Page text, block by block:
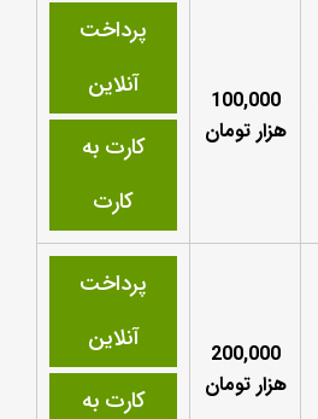
100,000
هزار تومان
پرداخت
آنلاین
کارت به
کارت
200,000
هزار تومان
پرداخت
آنلاین
کارت به